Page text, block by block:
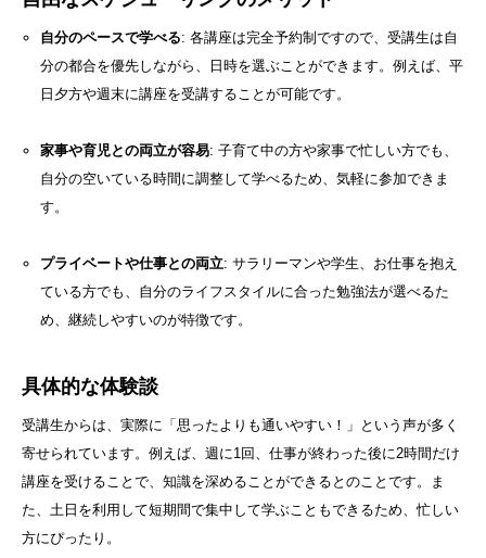
自分のペースで学べる: 各講座は完全予約制ですので、受講生は自
分の都合を優先しながら、日時を選ぶことができます。例えば、平
日夕方や週末に講座を受講することが可能です。
家事や育児との両立が容易: 子育て中の方や家事で忙しい方でも、
自分の空いている時間に調整して学べるため、気軽に参加できま
す。
プライベートや仕事との両立: サラリーマンや学生、お仕事を抱え
ている方でも、自分のライフスタイルに合った勉強法が選べるた
め、継続しやすいのが特徴です。
具体的な体験談
受講生からは、実際に「思ったよりも通いやすい！」という声が多く
寄せられています。例えば、週に1回、仕事が終わった後に2時間だけ
講座を受けることで、知識を深めることができるとのことです。ま
た、土日を利用して短期間で集中して学ぶこともできるため、忙しい
方にぴったり。